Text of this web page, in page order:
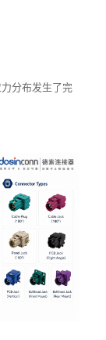
分布发生了完